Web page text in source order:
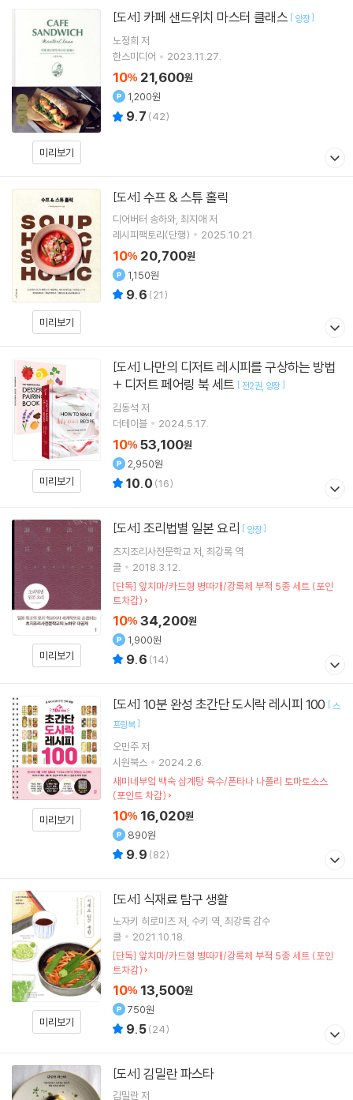
미리보기
[도서] 카페 샌드위치 마스터 클래스 [ 양장]
노정희 저
한스미디어
2023.11.27.
10% 21,600원
1,200원
9.7 (42)
미리보기
[도서] 수프 & 스튜 홀릭
디어버터 송하와, 최지애저
레시피팩토리(단행)
2025.10.21.
10% 20,700원
1,150원
9.6 (21)
미리보기
[도서]
+ 디저트 페어링 북 세트 [ 전2권 양장]
김동석 저
더테이블
2024.5.17.
10% 53,100원
2,950원
10.0 (16)
미리보기
[도서] 조리법별 일본 요리 [ 양장]
츠지조리사전문학교 저 최강록 역
클
2018.3.12.
[단독] 앞치마/카드형 병따개/강록체 부적 5종 세트 (포인
트차감)
10% 34,200원
1,900원
9.6 (14)
미리보기
[도서] 10분 완성 초간단 도시락 레시피 100 [ 스
프링북]
오민주저
시원북스
2024.2.6.
새미네부엌 백숙 삼계탕 육수/폰타나 나폴리 토마토소스
(포인트 차감)
10% 16,020원
890원
9.9 (82)
미리보기
[도서] 식재료 탐구 생활
노자키 히로미츠 저 수키 역 최강록감수
클
2021.10.18.
[단독] 앞치마/카드형 병따개/강록체 부적 5종 세트 (포인
트차감)
10% 13,500원
750원
9.5(24)
[도서] 김밀란 파스타
김밀란저